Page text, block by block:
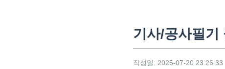
기사/공사필기
작성일: 2025-07-20 23:26:33